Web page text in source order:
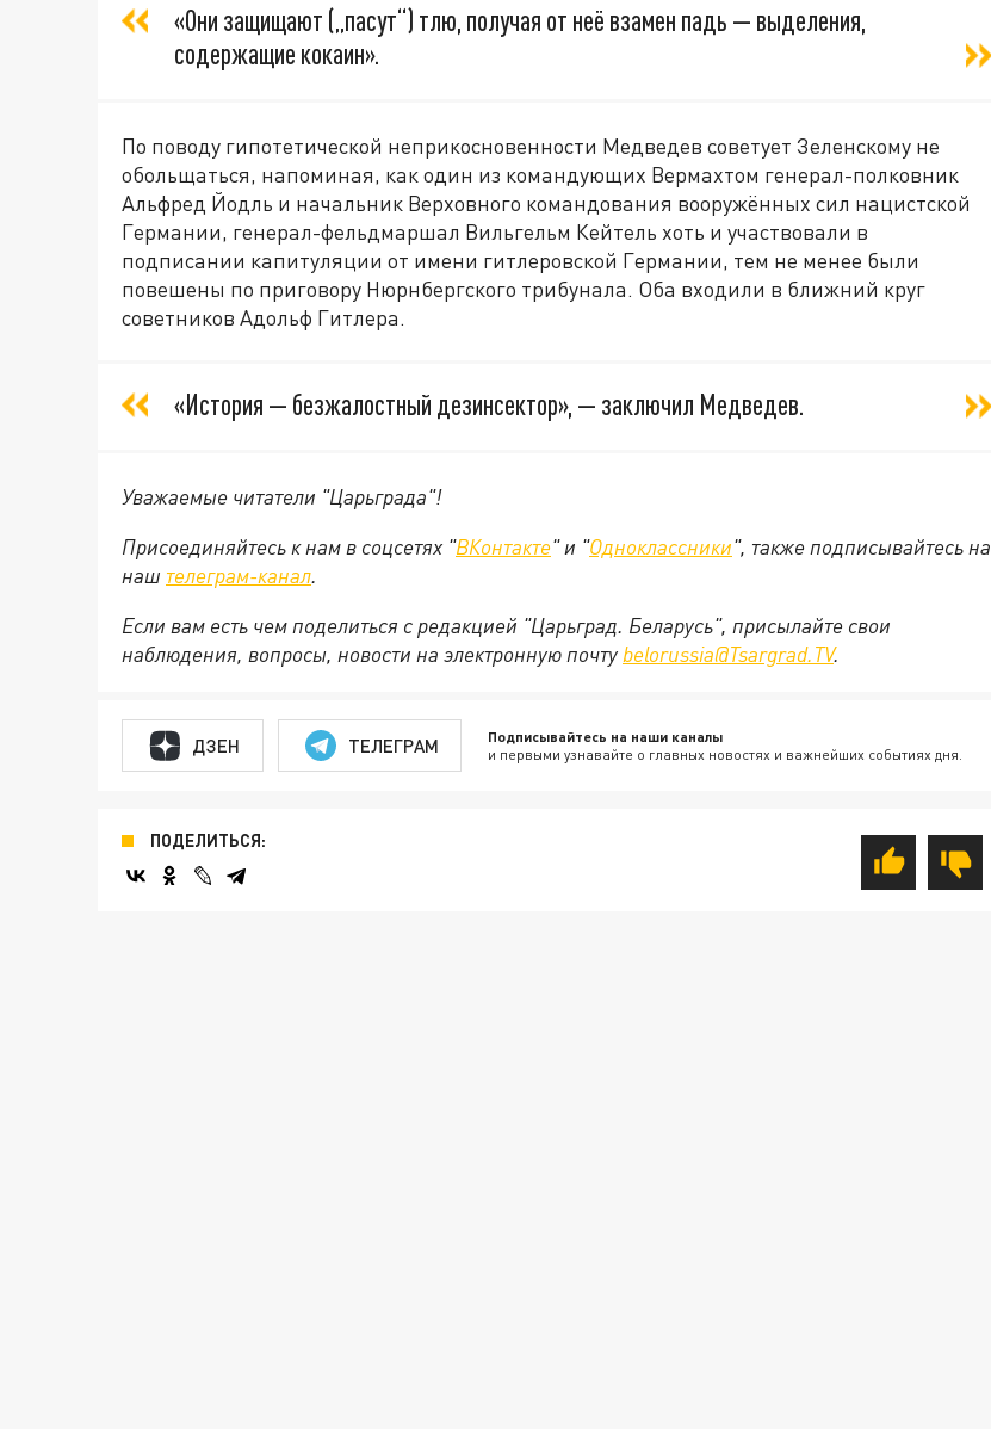
«Они защищают („пасут“) тлю, получая от неё взамен падь — выделения,
содержащие кокаин».
По поводу гипотетической неприкосновенности Медведев советует Зеленскому не
обольщаться, напоминая, как один из командующих Вермахтом генерал-полковник
Альфред Йодль и начальник Верховного командования вооружённых сил нацистской
Германии, генерал-фельдмаршал Вильгельм Кейтель хоть и участвовали в
подписании капитуляции от имени гитлеровской Германии, тем не менее были
повешены по приговору Нюрнбергского трибунала. Оба входили в ближний круг
советников Адольф Гитлера.
«История — безжалостный дезинсектор», — заключил Медведев.
Уважаемые читатели "Царьграда"!
Присоединяйтесь к нам в соцсетях "ВКонтакте" и "Одноклассники", также подписывайтесь на
наш телеграм-канал.
Если вам есть чем поделиться с редакцией "Царьград. Беларусь", присылайте свои
наблюдения, вопросы, новости на электронную почту belorussia@Tsargrad.TV.
ДЗЕН ТЕЛЕГРАМ Подписывайтесь на наши каналы
и первыми узнавайте о главных новостях и важнейших событиях дня.
ПОДЕЛИТЬСЯ: